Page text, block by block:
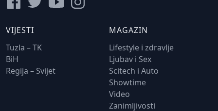
VIJESTI
Tuzla – TK
BiH
Regija – Svijet
MAGAZIN
Lifestyle i zdravlje
Ljubav i Sex
Scitech i Auto
Showtime
Video
Zanimljivosti